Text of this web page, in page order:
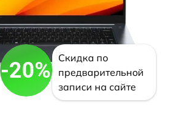
-20%
Скидка по
предварительной
записи на сайте